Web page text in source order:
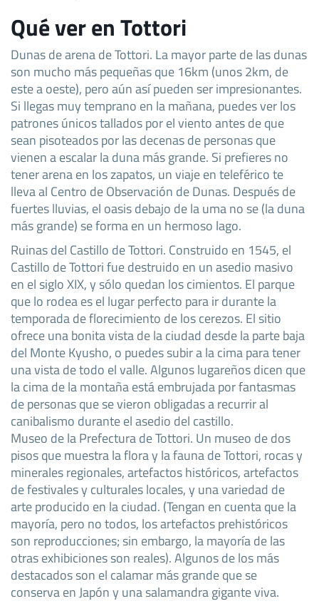
Qué ver en Tottori
Dunas de arena de Tottori. La mayor parte de las dunas
son mucho más pequeñas que 16km (unos 2km, de
este a oeste), pero aún así pueden ser impresionantes.
Si llegas muy temprano en la mañana, puedes ver los
patrones únicos tallados por el viento antes de que
sean pisoteados por las decenas de personas que
vienen a escalar la duna más grande. Si prefieres no
tener arena en los zapatos, un viaje en teleférico te
lleva al Centro de Observación de Dunas. Después de
fuertes lluvias, el oasis debajo de la uma no se (la duna
más grande) se forma en un hermoso lago.
Ruinas del Castillo de Tottori. Construido en 1545, el
Castillo de Tottori fue destruido en un asedio masivo
en el siglo XIX, y sólo quedan los cimientos. El parque
que lo rodea es el lugar perfecto para ir durante la
temporada de florecimiento de los cerezos. El sitio
ofrece una bonita vista de la ciudad desde la parte baja
del Monte Kyusho, o puedes subir a la cima para tener
una vista de todo el valle. Algunos lugareños dicen que
la cima de la montaña está embrujada por fantasmas
de personas que se vieron obligadas a recurrir al
canibalismo durante el asedio del castillo.
Museo de la Prefectura de Tottori. Un museo de dos
pisos que muestra la flora y la fauna de Tottori, rocas y
minerales regionales, artefactos históricos, artefactos
de festivales y culturales locales, y una variedad de
arte producido en la ciudad. (Tengan en cuenta que la
mayoría, pero no todos, los artefactos prehistóricos
son reproducciones; sin embargo, la mayoría de las
otras exhibiciones son reales). Algunos de los más
destacados son el calamar más grande que se
conserva en Japón y una salamandra gigante viva.